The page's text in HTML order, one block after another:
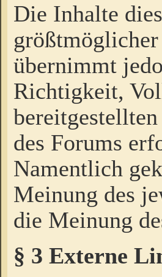
Die Inhalte
übernimmt
Richtigkeit,
des Forums
Namentlich
Meinung des
die Meinung
§ 3 Externe